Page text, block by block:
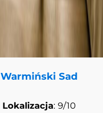
Warmiński Sad
Lokalizacja: 9/10